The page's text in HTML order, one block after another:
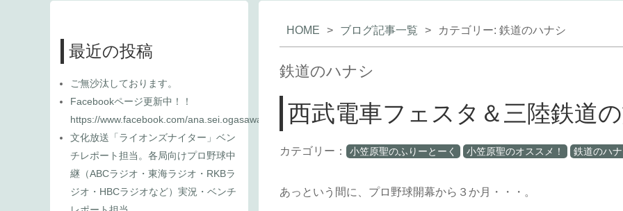
最近の投稿
ご無沙汰しております。
Facebookページ更新中！！
https://www.facebook.com/ana.sei.ogasawara/
文化放送「ライオンズナイター」ベン
チレポート担当。各局向けプロ野球中
継（ABCラジオ・東海ラジオ・RKBラ
ジオ・HBCラジオなど）実況・ベンチ
HOME > ブログ記事一覧 > カテゴリー: 鉄道のハナシ
鉄道のハナシ
西武電車フェスタ＆三陸鉄道
カテゴリー： 小笠原聖のふりーとーく 小笠原聖のオススメ！ 鉄道のハ
あっという間に、プロ野球開幕から３か月・・・。